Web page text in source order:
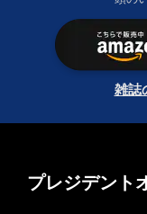
雑誌
プレジデント